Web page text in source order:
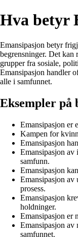
Hva betyr
Emansipasjon betyr
begrensninger. Det
grupper fra sosiale,
Emansipasjon handler
alle i samfunnet.
Eksempler på
Emansipasjon er
Kampen for
Emansipasjon
Emansipasjon av
samfunn.
Emansipasjon
Emansipasjon av
prosess.
Emansipasjon
holdninger.
Emansipasjon er
Emansipasjon
samfunnet.